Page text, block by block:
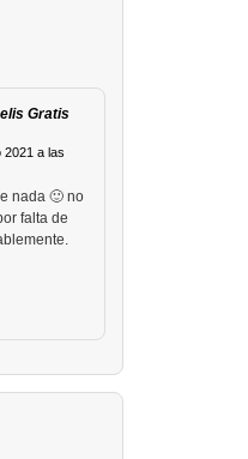
Gratis
2021 a las
nada 🙂 no
falta de